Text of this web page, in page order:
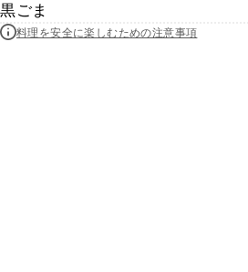
黒ごま
料理を安全に楽しむための注意事項